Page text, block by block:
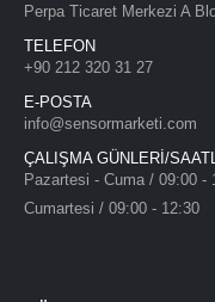
DIELL MS2/
Perpa Ticaret Merkezi A
TELEFON
+90 212 320 31 27
E-POSTA
info@sensormarketi.com
ÇALIŞMA GÜNLERİ/
Pazartesi - Cuma / 09:00 -
Cumartesi / 09:00 - 12:30